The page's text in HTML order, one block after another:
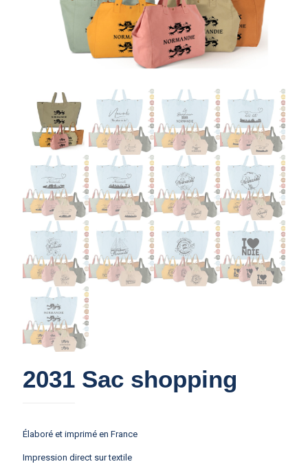
2031 Sac shopping
Élaboré et imprimé en France
Impression direct sur textile